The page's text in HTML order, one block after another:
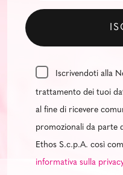
Iscrivendoti alla
trattamento dei tuoi
al fine di ricevere
promozionali da parte
Ethos S.c.p.A. così
informativa sulla